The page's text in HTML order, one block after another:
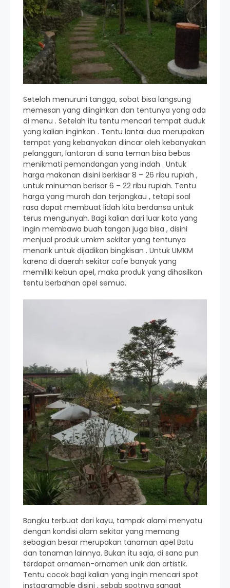
Setelah menuruni tangga, sobat bisa langsung
memesan yang diinginkan dan tentunya yang ada
di menu . Setelah itu tentu mencari tempat duduk
yang kalian inginkan . Tentu lantai dua merupakan
tempat yang kebanyakan diincar oleh kebanyakan
pelanggan, lantaran di sana teman bisa bebas
menikmati pemandangan yang indah . Untuk
harga makanan disini berkisar 8 – 26 ribu rupiah ,
untuk minuman berisar 6 – 22 ribu rupiah. Tentu
harga yang murah dan terjangkau , tetapi soal
rasa dapat membuat lidah kita berdansa untuk
terus mengunyah. Bagi kalian dari luar kota yang
ingin membawa buah tangan juga bisa , disini
menjual produk umkm sekitar yang tentunya
menarik untuk dijadikan bingkisan . Untuk UMKM
karena di daerah sekitar cafe banyak yang
memiliki kebun apel, maka produk yang dihasilkan
tentu berbahan apel semua.
Bangku terbuat dari kayu, tampak alami menyatu
dengan kondisi alam sekitar yang memang
sebagian besar merupakan tanaman apel Batu
dan tanaman lainnya. Bukan itu saja, di sana pun
terdapat ornamen-ornamen unik dan artistik.
Tentu cocok bagi kalian yang ingin mencari spot
instagramable disini , sebab spotnya sangat